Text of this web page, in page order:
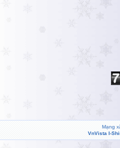
Mạng
VnVista I-